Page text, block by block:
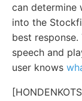
can determine
into the
best
speech and
user knows